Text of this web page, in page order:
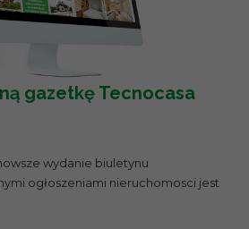
gazetkę Tecnocasa
wydanie biuletynu
ogłoszeniami nieruchomosci jest